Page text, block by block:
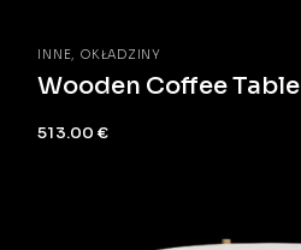
INNE OKŁADZINY
Wooden Coffee Table
513.00€